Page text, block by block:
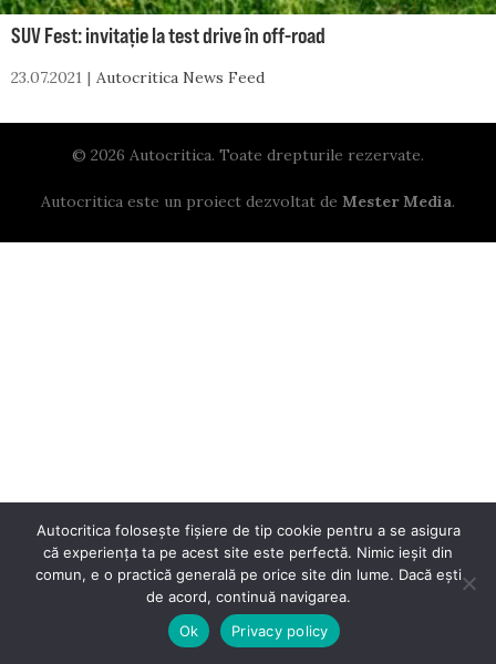
SUV Fest: invitație la test drive în off-road
23.07.2021 Autocritica News Feed
© 2026 Autocritica. Toate drepturile rezervate.
Autocritica este un proiect dezvoltat de Mester Media.
Autocritica folosește fișiere de tip cookie pentru a se asigura
că experiența ta pe acest site este perfectă. Nimic ieșit din
comun, e o practică generală pe orice site din lume. Dacă ești
de acord, continuă navigarea.
Ok
Privacy policy